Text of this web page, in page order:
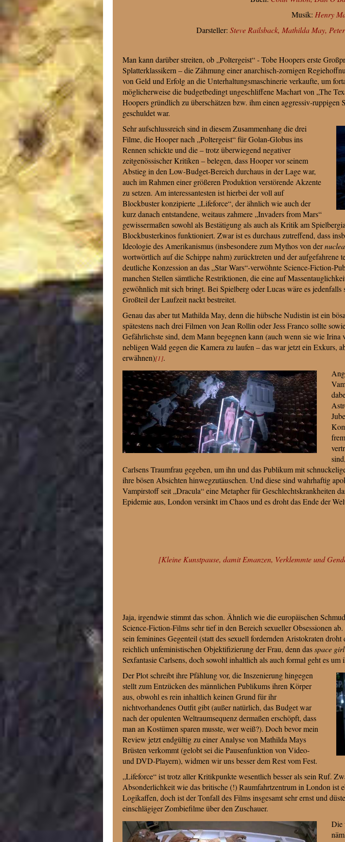
Musik: Henry
Darsteller: Steve Railsback, Mathilda May,
Man kann darüber streiten, ob „Poltergeist“ - Tobe Hoopers erste
Splatterklassikern – die Zähmung einer anarchisch-zornigen
von Geld und Erfolg an die Unterhaltungsmaschinerie verkaufte, um
möglicherweise die budgetbedingt ungeschliffene Machart von „The
Hoopers gründlich zu überschätzen bzw. ihm einen aggressiv-ruppigen
geschuldet war.
Sehr aufschlussreich sind in diesem Zusammenhang die drei
Filme, die Hooper nach „Poltergeist“ für Golan-Globus ins
Rennen schickte und die – trotz überwiegend negativer
zeitgenössischer Kritiken – belegen, dass Hooper vor seinem
Abstieg in den Low-Budget-Bereich durchaus in der Lage war,
auch im Rahmen einer größeren Produktion verstörende Akzente
zu setzen. Am interessantesten ist hierbei der voll auf
Blockbuster konzipierte „Lifeforce“, der ähnlich wie auch der
kurz danach entstandene, weitaus zahmere „Invaders from Mars“
gewissermaßen sowohl als Bestätigung als auch als Kritik am
Blockbusterkinos funktioniert. Zwar ist es durchaus zutreffend, dass
Ideologie des Amerikanismus (insbesondere zum Mythos von der
wortwörtlich auf die Schippe nahm) zurücktreten und der aufgefahrene
deutliche Konzession an das „Star Wars“-verwöhnte Science-Fiction-
manchen Stellen sämtliche Restriktionen, die eine auf
gewöhnlich mit sich bringt. Bei Spielberg oder Lucas wäre es
Großteil der Laufzeit nackt bestreitet.
Genau das aber tut Mathilda May, denn die hübsche Nudistin ist ein
spätestens nach drei Filmen von Jean Rollin oder Jess Franco sollte
Gefährlichste sind, dem Mann begegnen kann (auch wenn sie wie
nebligen Wald gegen die Kamera zu laufen – das war jetzt ein Exkurs,
erwähnen)[1].
Carlsens Traumfrau gegeben, um ihn und das Publikum mit
ihre bösen Absichten hinwegzutäuschen. Und diese sind wahrhaftig
Vampirstoff seit „Dracula“ eine Metapher für Geschlechtskrankheiten
Epidemie aus, London versinkt im Chaos und es droht das Ende der
[Kleine Kunstpause, damit Emanzen, Verklemmte und
Jaja, irgendwie stimmt das schon. Ähnlich wie die europäischen
Science-Fiction-Films sehr tief in den Bereich sexueller Obsessionen
sein feminines Gegenteil (statt des sexuell fordernden Aristokraten
reichlich unfeministischen Objektifizierung der Frau, denn dasspace girl
Sexfantasie Carlsens, doch sowohl inhaltlich als auch formal geht es um
Der Plot schreibt ihre Pfählung vor, die Inszenierung hingegen
stellt zum Entzücken des männlichen Publikums ihren Körper
aus, obwohl es rein inhaltlich keinen Grund für ihr
nichtvorhandenes Outfit gibt (außer natürlich, das Budget war
nach der opulenten Weltraumsequenz dermaßen erschöpft, dass
man an Kostümen sparen musste, wer weiß?). Doch bevor mein
Review jetzt endgültig zu einer Analyse von Mathilda Mays
Brüsten verkommt (gelobt sei die Pausenfunktion von Video-
und DVD-Playern), widmen wir uns besser dem Rest vom Fest.
„Lifeforce“ ist trotz aller Kritikpunkte wesentlich besser als sein Ruf.
Absonderlichkeit wie das britische (!) Raumfahrtzentrum in London ist
Logikaffen, doch ist der Tonfall des Films insgesamt sehr ernst und
einschlägiger Zombiefilme über den Zuschauer.
Die